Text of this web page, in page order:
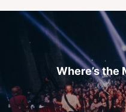
Where’s the